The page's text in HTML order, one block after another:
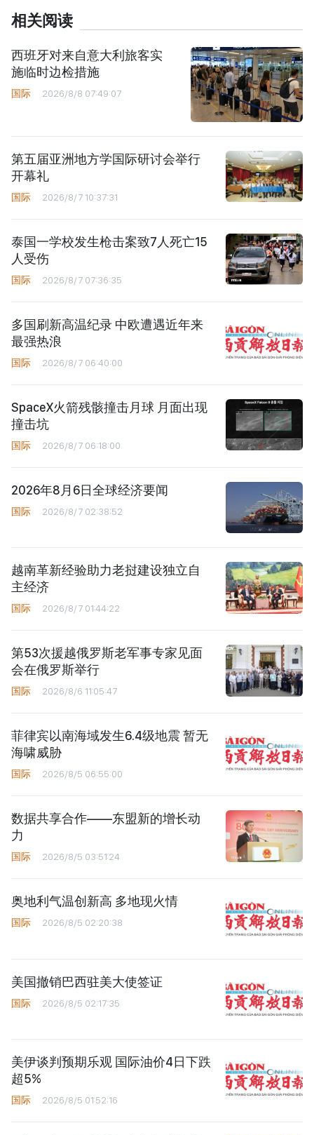
相关阅读
西班牙对来自意大利旅客实
施临时边检措施
国际 2026/8/8 07:49:07
第五届亚洲地方学国际研讨会举行
开幕礼
国际 2026/8/7 10:37:31
泰国一学校发生枪击案致7人死亡15
人受伤
国际 2026/8/7 07:36:35
多国刷新高温纪录 中欧遭遇近年来
最强热浪
国际 2026/8/7 06:40:00
SpaceX火箭残骸撞击月球 月面出现
撞击坑
国际 2026/8/7 06:18:00
2026年8月6日全球经济要闻
国际 2026/8/7 02:38:52
越南革新经验助力老挝建设独立自
主经济
国际 2026/8/7 01:44:22
第53次援越俄罗斯老军事专家见面
会在俄罗斯举行
国际 2026/8/6 11:05:47
菲律宾以南海域发生6.4级地震 暂无
海啸威胁
国际 2026/8/5 06:55:00
数据共享合作——东盟新的增长动
力
国际 2026/8/5 03:51:24
奥地利气温创新高 多地现火情
国际 2026/8/5 02:20:38
美国撤销巴西驻美大使签证
国际 2026/8/5 02:17:35
美伊谈判预期乐观 国际油价4日下跌
超5%
国际 2026/8/5 01:52:16